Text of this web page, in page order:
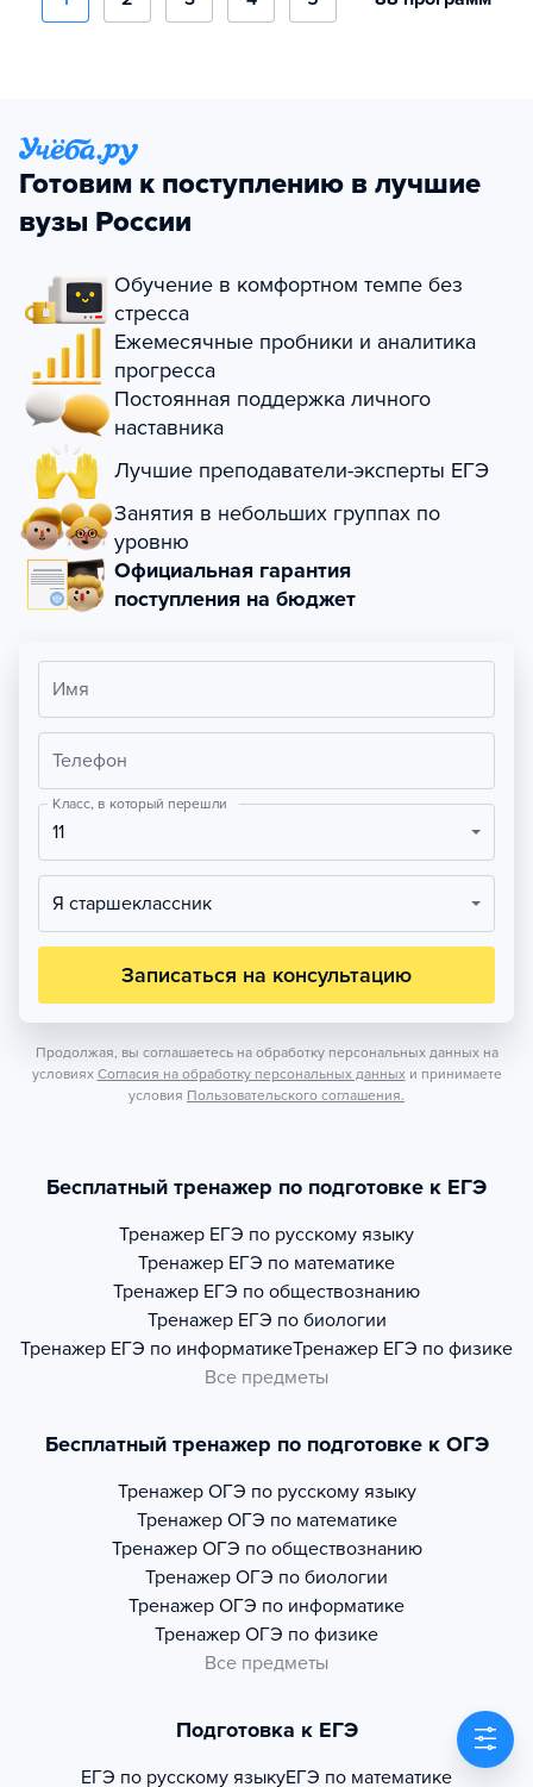
Готовим к поступлению в лучшие
вузы России
Обучение в комфортном темпе без
стресса
Ежемесячные пробники и аналитика
прогресса
Постоянная поддержка личного
наставника
Лучшие преподаватели-эксперты ЕГЭ
Занятия в небольших группах по
уровню
Официальная гарантия
поступления на бюджет
Имя
Телефон
Класс, в который перешли
11
Я старшеклассник
Записаться на консультацию
Продолжая, вы соглашаетесь на обработку персональных данных на
условиях Согласия на обработку персональных данных и принимаете
условия Пользовательского соглашения.
Бесплатный тренажер по подготовке к ЕГЭ
Тренажер ЕГЭ по русскому языку
Тренажер ЕГЭ по математике
Тренажер ЕГЭ по обществознанию
Тренажер ЕГЭ по биологии
Тренажер ЕГЭ по информатикеТренажер ЕГЭ по физике
Все предметы
Бесплатный тренажер по подготовке к ОГЭ
Тренажер ОГЭ по русскому языку
Тренажер ОГЭ по математике
Тренажер ОГЭ по обществознанию
Тренажер ОГЭ по биологии
Тренажер ОГЭ по информатике
Тренажер ОГЭ по физике
Все предметы
Подготовка к ЕГЭ
ЕГЭ по русскому языкуЕГЭ по математике